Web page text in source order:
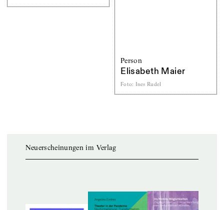
Person
Elisabeth Maier
Foto: Ines Rudel
Neuerscheinungen im Verlag